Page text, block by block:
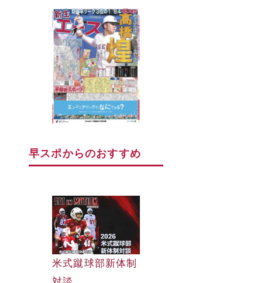
早スポからのおすすめ
早大野球部選手名
米式蹴球部新体制
早大野球部選手名